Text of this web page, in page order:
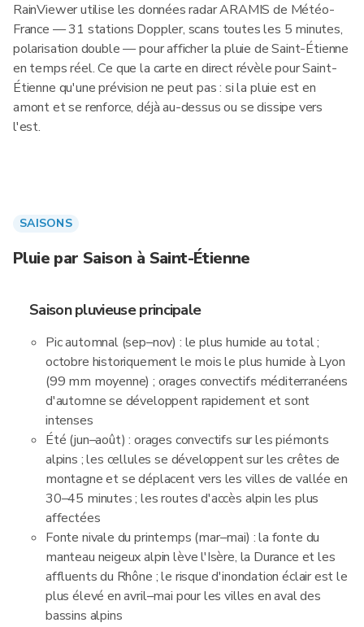
RainViewer utilise les données radar ARAMIS de Météo-
France — 31 stations Doppler, scans toutes les 5 minutes,
polarisation double — pour afficher la pluie de Saint-Étienne
en temps réel. Ce que la carte en direct révèle pour Saint-
Étienne qu'une prévision ne peut pas : si la pluie est en
amont et se renforce, déjà au-dessus ou se dissipe vers
l'est.
SAISONS
Pluie par Saison à Saint-Étienne
Saison pluvieuse principale
Pic automnal (sep–nov) : le plus humide au total ;
octobre historiquement le mois le plus humide à Lyon
(99 mm moyenne) ; orages convectifs méditerranéens
d'automne se développent rapidement et sont
intenses
Été (jun–août) : orages convectifs sur les piémonts
alpins ; les cellules se développent sur les crêtes de
montagne et se déplacent vers les villes de vallée en
30–45 minutes ; les routes d'accès alpin les plus
affectées
Fonte nivale du printemps (mar–mai) : la fonte du
manteau neigeux alpin lève l'Isère, la Durance et les
affluents du Rhône ; le risque d'inondation éclair est le
plus élevé en avril–mai pour les villes en aval des
bassins alpins